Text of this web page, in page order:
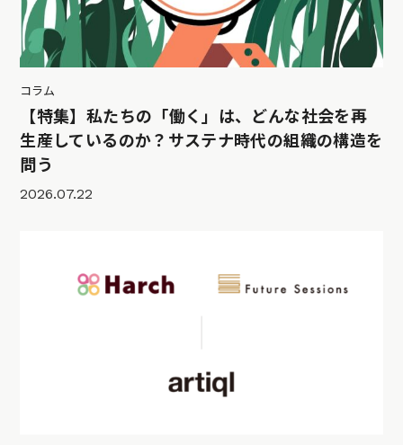
コラム
【特集】私たちの「働く」は、どんな社会を再
生産しているのか？サステナ時代の組織の構造を
問う
2026.07.22